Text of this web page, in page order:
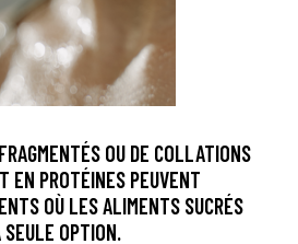
OU DE COLLATIONS
EN PROTÉINES PEUVENT
OÙ LES ALIMENTS SUCRÉS
OPTION.